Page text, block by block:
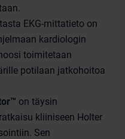
EKG-mittatieto on
kardiologin
toimitetaan
potilaan jatkohoitoa
™ on täysin
kliiniseen Holter
Sen